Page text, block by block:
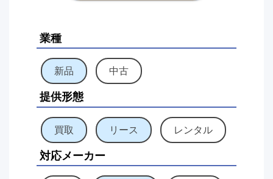
業種
新品 中古
提供形態
買取 リース レンタル
対応メーカー